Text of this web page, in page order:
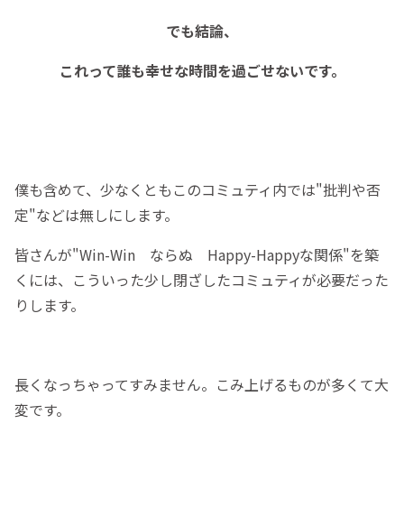
でも結論、
これって誰も幸せな時間を過ごせないです。
僕も含めて、少なくともこのコミュティ内では"批判や否
定"などは無しにします。
皆さんが"Win-Win ならぬ Happy-Happyな関係"を築
くには、こういった少し閉ざしたコミュティが必要だった
りします。
長くなっちゃってすみません。こみ上げるものが多くて大
変です。